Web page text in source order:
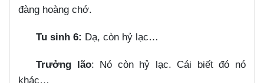
đàng hoàng chớ.
Tu sinh 6: Dạ, còn hỷ lạc…​
Trưởng lão: Nó còn hỷ lạc. Cái biết đó nó
khác…​